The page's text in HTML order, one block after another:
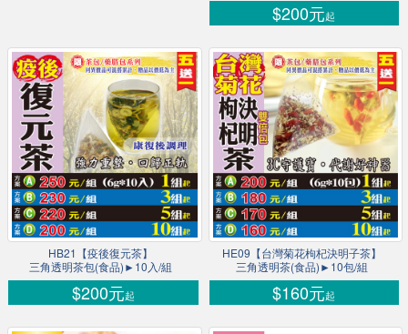
$200元起
HB21【疫後復元茶】
三角透明茶包(食品)►10入/組
$200元起
HE09【台灣菊花枸杞決明子茶】
三角透明茶(食品)►10包/組
$160元起